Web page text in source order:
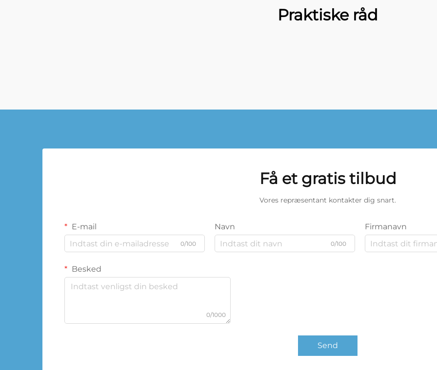
Praktiske råd
Få et gratis tilbud
Vores repræsentant kontakter dig snart.
E-mail
0/100
Navn
0/100
Firmanavn
Besked
0/1000
Send